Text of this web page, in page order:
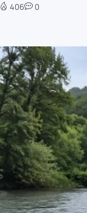
406 0